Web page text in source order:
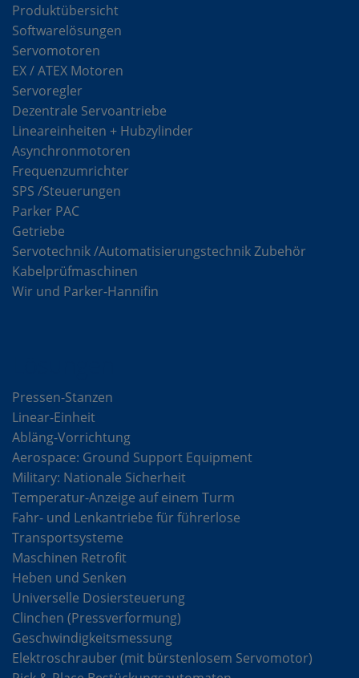
Produktübersicht
Softwarelösungen
Servomotoren
EX / ATEX Motoren
Servoregler
Dezentrale Servoantriebe
Lineareinheiten + Hubzylinder
Asynchronmotoren
Frequenzumrichter
SPS /Steuerungen
Parker PAC
Getriebe
Servotechnik /Automatisierungstechnik Zubehör
Kabelprüfmaschinen
Wir und Parker-Hannifin
Pressen-Stanzen
Linear-Einheit
Abläng-Vorrichtung
Aerospace: Ground Support Equipment
Military: Nationale Sicherheit
Temperatur-Anzeige auf einem Turm
Fahr- und Lenkantriebe für führerlose
Transportsysteme
Maschinen Retrofit
Heben und Senken
Universelle Dosiersteuerung
Clinchen (Pressverformung)
Geschwindigkeitsmessung
Elektroschrauber (mit bürstenlosem Servomotor)